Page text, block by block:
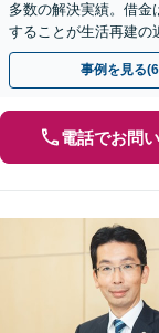
多数の解決実績。借金
することが生活再建の
談を。
事例を見る
電話でお問